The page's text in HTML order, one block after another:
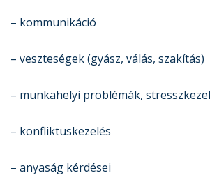
– kommunikáció
– veszteségek (gyász, válás, szakítás)
– munkahelyi problémák,
– konfliktuskezelés
– anyaság kérdései